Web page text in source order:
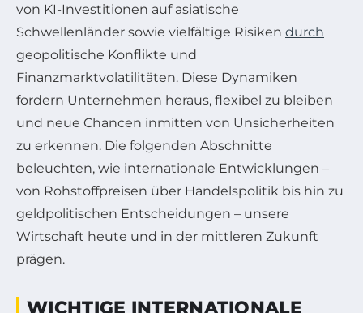
von KI-Investitionen auf asiatische
Schwellenländer sowie vielfältige Risiken durch
geopolitische Konflikte und
Finanzmarktvolatilitäten. Diese Dynamiken
fordern Unternehmen heraus, flexibel zu bleiben
und neue Chancen inmitten von Unsicherheiten
zu erkennen. Die folgenden Abschnitte
beleuchten, wie internationale Entwicklungen –
von Rohstoffpreisen über Handelspolitik bis hin zu
geldpolitischen Entscheidungen – unsere
Wirtschaft heute und in der mittleren Zukunft
prägen.
WICHTIGE INTERNATIONALE